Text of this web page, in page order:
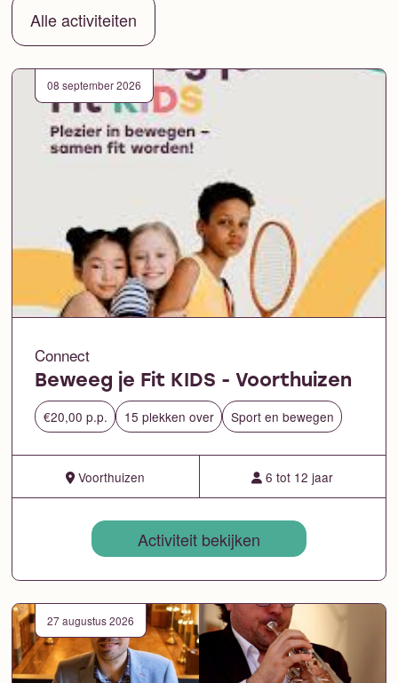
Alle activiteiten
08 september 2026
Connect
Beweeg je Fit KIDS - Voorthuizen
€20,00 p.p. 15 plekken over Sport en bewegen
Voorthuizen 6 tot 12 jaar
Activiteit bekijken
27 augustus 2026